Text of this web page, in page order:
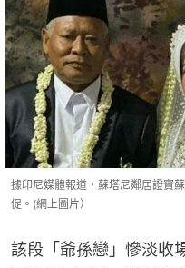
據印尼媒體報道，蘇塔尼鄰居證實
促。(網上圖片）
該段「爺孫戀」慘淡收